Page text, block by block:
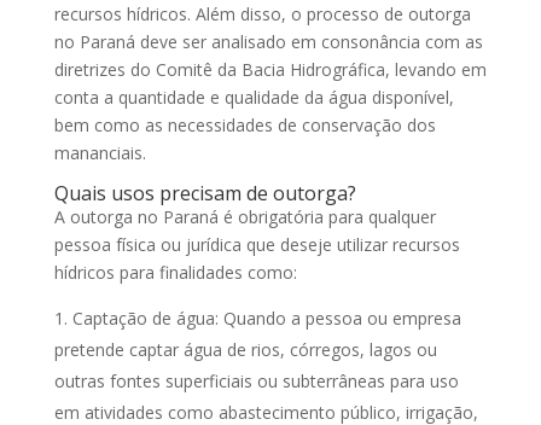
recursos hídricos. Além disso, o processo de outorga
no Paraná deve ser analisado em consonância com as
diretrizes do Comitê da Bacia Hidrográfica, levando em
conta a quantidade e qualidade da água disponível,
bem como as necessidades de conservação dos
mananciais.
Quais usos precisam de outorga?
A outorga no Paraná é obrigatória para qualquer
pessoa física ou jurídica que deseje utilizar recursos
hídricos para finalidades como:
Captação de água: Quando a pessoa ou empresa
pretende captar água de rios, córregos, lagos ou
outras fontes superficiais ou subterrâneas para uso
em atividades como abastecimento público, irrigação,